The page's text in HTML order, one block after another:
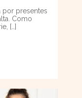
por presentes
Como
[…]